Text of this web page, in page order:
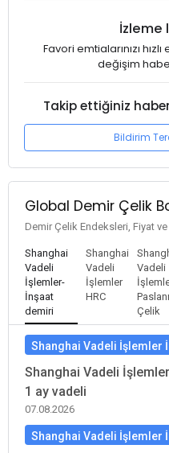
İzleme
Favori emtialarınızı
değişim
Takip ettiğiniz
Bildirim
Global Demir Çelik
Demir Çelik Endeksleri, Fiyat
Shanghai
Vadeli
İşlemler-
İnşaat
demiri
Shanghai
Vadeli
İşlemler
HRC
Vadeli
Çelik
Shanghai Vadeli İşlemler
Shanghai Vadeli
1 ay vadeli
07.08.2026
Shanghai Vadeli İşlemler